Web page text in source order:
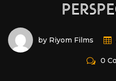
by Riyom Films
0